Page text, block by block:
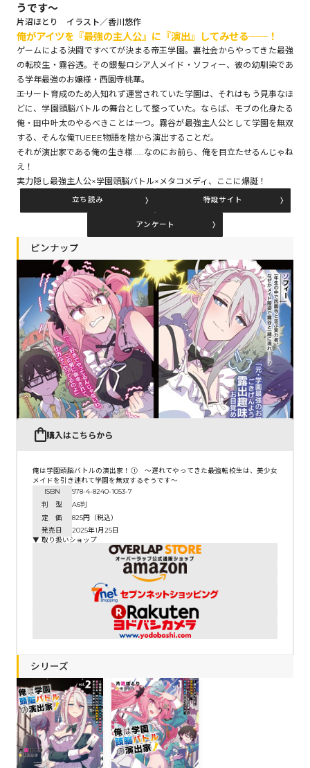
リキューレ
コミックパルフェ
コミックエッセイ
閉じる
うです～
片沼ほとり イラスト／香川悠作
俺がアイツを『最強の主人公』に『演出』してみせる──！
ゲームによる決闘ですべてが決まる帝王学園。裏社会からやってきた最強
の転校生・霧谷透。その銀髪ロシア人メイド・ソフィー、彼の幼馴染であ
る学年最強のお嬢様・西園寺桃華。
――エリート育成のため人知れず運営されていた学園は、それはもう見事なほ
どに、学園頭脳バトルの舞台として整っていた。ならば、モブの化身たる
俺・田中叶太のやるべきことは一つ。霧谷が最強主人公として学園を無双
する、そんな俺TUEEE物語を陰から演出することだ。
それが演出家である俺の生き様……なのにお前ら、俺を目立たせるんじゃね
え！
実力隠し最強主人公×学園頭脳バトル×メタコメディ、ここに爆誕！
立ち読み 特設サイト
アンケート
ピンナップ
購入はこちらから
俺は学園頭脳バトルの演出家！① ～遅れてやってきた最強転校生は、美少女
メイドを引き連れて学園を無双するそうです～
ISBN
978-4-8240-1053-7
判 型
A6判
定 価
825円（税込）
発売日
2025年1月25日
▼ 取り扱いショップ
シリーズ